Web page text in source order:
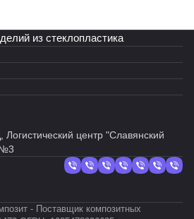
из стеклопластика
центр "Славянский
№3
- Поставщик композитных